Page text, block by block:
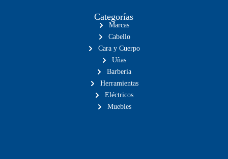
Categorías
Marcas
Cabello
Cara y Cuerpo
Uñas
Barbería
Herramientas
Eléctricos
Muebles